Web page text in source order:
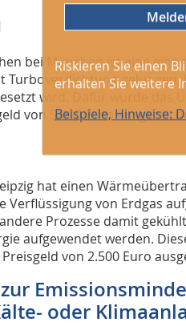
bei München ist eine
gelungen,
wird. Dafür wurde das
von 5.000 Euro
hat einen
von Erdgas
Prozesse damit
aufgewendet werden.
von 2.500 Euro
oder